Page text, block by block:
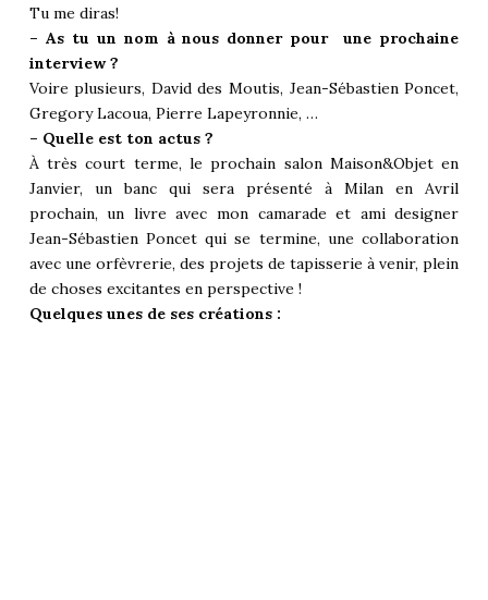
Tu me diras!
– As tu un nom à nous donner pour une prochaine
interview ?
Voire plusieurs, David des Moutis, Jean-Sébastien Poncet,
Gregory Lacoua, Pierre Lapeyronnie, …
– Quelle est ton actus ?
À très court terme, le prochain salon Maison&Objet en
Janvier, un banc qui sera présenté à Milan en Avril
prochain, un livre avec mon camarade et ami designer
Jean-Sébastien Poncet qui se termine, une collaboration
avec une orfèvrerie, des projets de tapisserie à venir, plein
de choses excitantes en perspective !
Quelques unes de ses créations :